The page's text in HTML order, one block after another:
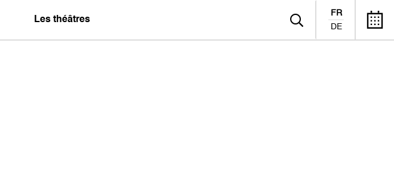
Les théâtres
FR
DE